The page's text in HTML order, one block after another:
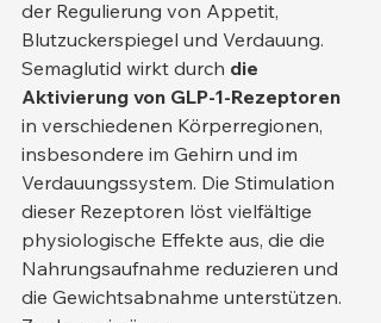
der Regulierung von Appetit,
Blutzuckerspiegel und Verdauung.
Semaglutid wirkt durch die
Aktivierung von GLP-1-Rezeptoren
in verschiedenen Körperregionen,
insbesondere im Gehirn und im
Verdauungssystem. Die Stimulation
dieser Rezeptoren löst vielfältige
physiologische Effekte aus, die die
Nahrungsaufnahme reduzieren und
die Gewichtsabnahme unterstützen.